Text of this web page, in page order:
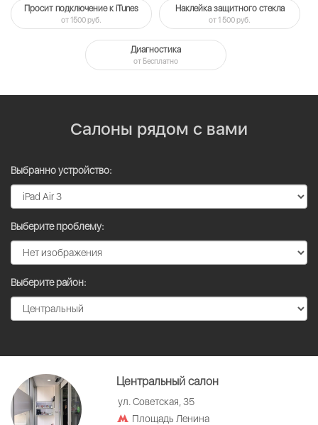
Просит подключение к iTunes
от 1500 руб.
Наклейка защитного стекла
от 1 500 руб.
Диагностика
от Бесплатно
Салоны рядом с вами
Выбранно устройство:
Выберите проблему:
Выберите район:
Центральный салон
ул. Советская, 35
Площадь Ленина